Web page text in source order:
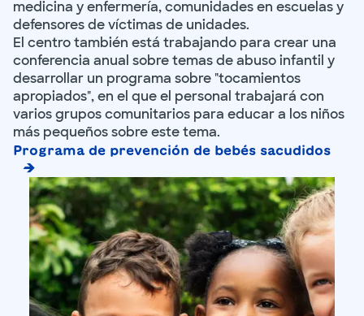
medicina y enfermería, comunidades en escuelas y
defensores de víctimas de unidades.
El centro también está trabajando para crear una
conferencia anual sobre temas de abuso infantil y
desarrollar un programa sobre "tocamientos
apropiados", en el que el personal trabajará con
varios grupos comunitarios para educar a los niños
más pequeños sobre este tema.
Programa de prevención de bebés sacudidos